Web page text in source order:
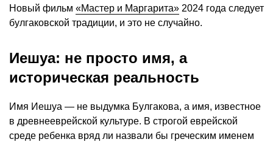
Новый фильм «Мастер и Маргарита» 2024 года следует
булгаковской традиции, и это не случайно.
Иешуа: не просто имя, а
историческая реальность
Имя Иешуа — не выдумка Булгакова, а имя, известное
в древнееврейской культуре. В строгой еврейской
среде ребенка вряд ли назвали бы греческим именем